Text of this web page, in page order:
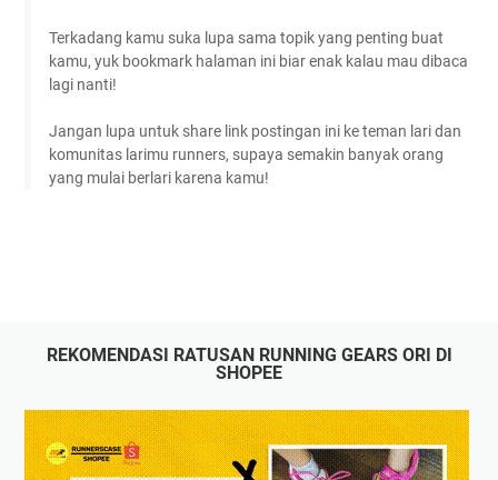
Terkadang kamu suka lupa sama topik yang penting buat
kamu, yuk bookmark halaman ini biar enak kalau mau dibaca
lagi nanti!
Jangan lupa untuk share link postingan ini ke teman lari dan
komunitas larimu runners, supaya semakin banyak orang
yang mulai berlari karena kamu!
REKOMENDASI RATUSAN RUNNING GEARS ORI DI
SHOPEE